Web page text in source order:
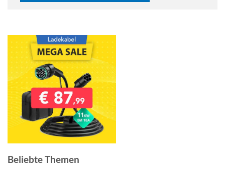
Beliebte Themen